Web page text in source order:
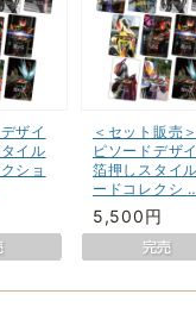
ザイ
イル
ショ
＜セット販売
ピソードデザ
箔押しスタイ
ードコレクシ
5,500円